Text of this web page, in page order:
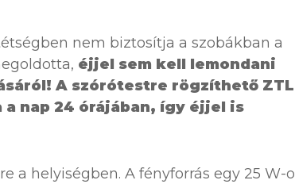
nem biztosítja a szobákban a
éjjel sem kell lemondani
A szórótestre rögzíthető ZTL
nap 24 órájában, így éjjel is
a helyiségben. A fényforrás egy 25 W-